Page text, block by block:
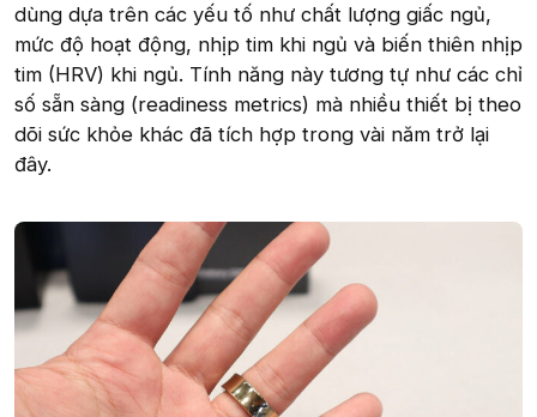
dùng dựa trên các yếu tố như chất lượng giấc ngủ,
mức độ hoạt động, nhịp tim khi ngủ và biến thiên nhịp
tim (HRV) khi ngủ. Tính năng này tương tự như các chỉ
số sẵn sàng (readiness metrics) mà nhiều thiết bị theo
dõi sức khỏe khác đã tích hợp trong vài năm trở lại
đây.